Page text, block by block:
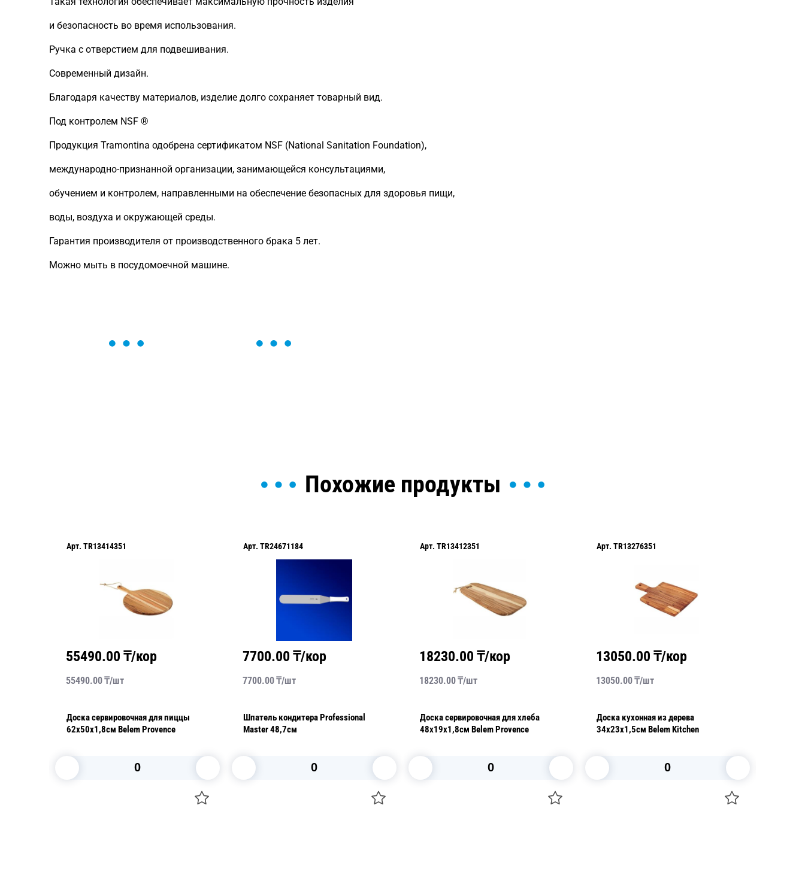
и безопасность во время использования.
Ручка с отверстием для подвешивания.
Современный дизайн.
Благодаря качеству материалов, изделие долго сохраняет товарный вид.
Под контролем NSF ®
Продукция Tramontina одобрена сертификатом NSF (National Sanitation Foundation),
международно-признанной организации, занимающейся консультациями,
обучением и контролем, направленными на обеспечение безопасных для здоровья пищи,
воды, воздуха и окружающей среды.
Гарантия производителя от производственного брака 5 лет.
Можно мыть в посудомоечной машине.
Похожие продукты
Арт. TR13414351
55490.00 ₸/кор
55490.00₸/шт
Доска сервировочная для пиццы
62х50х1,8см Belem Provence
Арт. TR24671184
7700.00 ₸/кор
7700.00₸/шт
Шпатель кондитера Professional
Master 48,7см
Арт. TR13412351
18230.00 ₸/кор
18230.00₸/шт
Доска сервировочная для хлеба
48х19х1,8см Belem Provence
Арт. TR13276351
13050.00 ₸/кор
13050.00₸/шт
Доска кухонная из дерева
34х23х1,5см Belem Kitchen